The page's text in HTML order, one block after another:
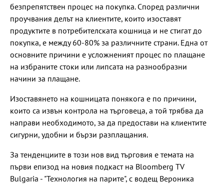
безпрепятствен процес на покупка. Според различни
проучвания делът на клиентите, които изоставят
продуктите в потребителската кошница и не стигат до
покупка, е между 60-80% за различните страни. Една от
основните причини е усложненият процес по плащане
на избраните стоки или липсата на разнообразни
начини за плащане.
Изоставянето на кошницата понякога е по причини,
които са извън контрола на търговеца, а той трябва да
направи необходимото, за да предостави на клиентите
сигурни, удобни и бързи разплащания.
За тенденциите в този нов вид търговия e темата на
първи епизод на новия подкаст на Bloomberg TV
Bulgaria - "Технология на парите", с водещ Вероника